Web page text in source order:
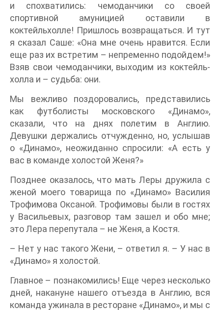
и спохватились: чемоданчики со своей
спортивной амуницией оставили в
коктейльхолле! Пришлось возвращаться. И тут
я сказал Саше: «Она мне очень нравится. Если
еще раз их встретим – непременно подойдем!»
Взяв свои чемоданчики, выходим из коктейль-
холла и – судьба: они.
Мы вежливо поздоровались, представились
как футболисты московского «Динамо»,
сказали, что на днях полетим в Англию.
Девушки держались отчужденно, но, услышав
о «Динамо», неожиданно спросили: «А есть у
вас в команде холостой Женя?»
Позднее оказалось, что мать Леры дружила с
женой моего товарища по «Динамо» Василия
Трофимова Оксаной. Трофимовы были в гостях
у Васильевых, разговор там зашел и обо мне;
это Лера перепутала – не Женя, а Костя.
– Нет у нас такого Жени, – ответил я. – У нас в
«Динамо» я холостой.
Главное – познакомились! Еще через несколько
дней, накануне нашего отъезда в Англию, вся
команда ужинала в ресторане «Динамо», и мы с